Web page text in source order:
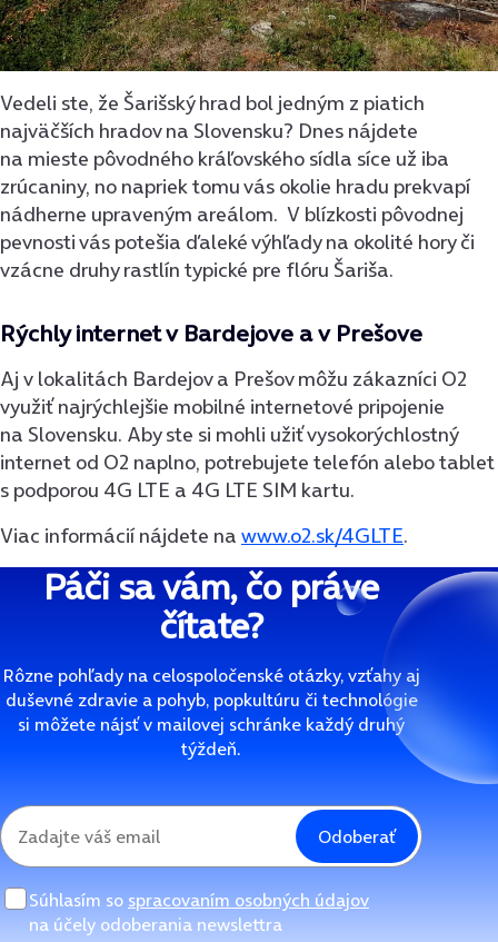
Vedeli ste, že Šarišský hrad bol jedným z piatich
najväčších hradov na Slovensku? Dnes nájdete
na mieste pôvodného kráľovského sídla síce už iba
zrúcaniny, no napriek tomu vás okolie hradu prekvapí
nádherne upraveným areálom. V blízkosti pôvodnej
pevnosti vás potešia ďaleké výhľady na okolité hory či
vzácne druhy rastlín typické pre flóru Šariša.
Rýchly internet v Bardejove a v Prešove
Aj v lokalitách Bardejov a Prešov môžu zákazníci O2
využiť najrýchlejšie mobilné internetové pripojenie
na Slovensku. Aby ste si mohli užiť vysokorýchlostný
internet od O2 naplno, potrebujete telefón alebo tablet
s podporou 4G LTE a 4G LTE SIM kartu.
Viac informácií nájdete na www.o2.sk/4GLTE.
Páči sa vám, čo práve
čítate?
Rôzne pohľady na celospoločenské otázky, vzťahy aj
duševné zdravie a pohyb, popkultúru či technológie
si môžete nájsť v mailovej schránke každý druhý
týždeň.
Odoberať
Súhlasím so spracovaním osobných údajov
na účely odoberania newslettra